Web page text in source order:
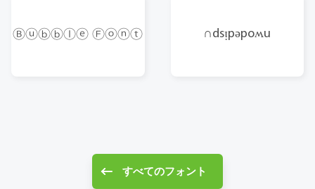
Ⓑⓤⓑⓑⓛⓔ Ⓕⓞⓝⓣ ∩dsᴉpǝpoʍu
すべてのフォント